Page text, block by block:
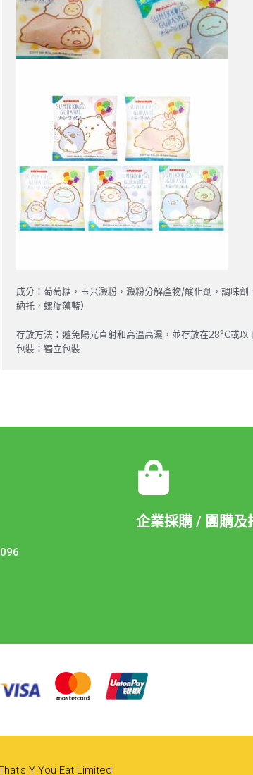
成分：葡萄糖，玉米澱粉，澱粉分解產物/酸化劑，調味劑
納托，螺旋藻藍）
存放方法：避免陽光直射和高溫高濕，並存放在28°C或以
包裝：獨立包裝
企業採購 / 團購及
Y You Eat Limited